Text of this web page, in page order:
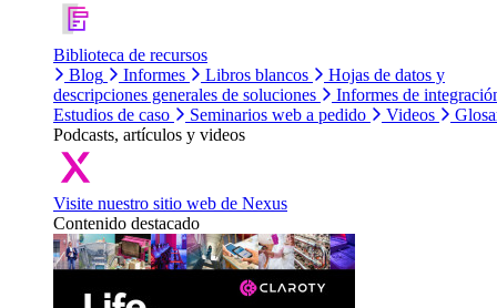
Biblioteca de recursos
Blog
Informes Libros blancos
Hojas de datos y
descripciones generales de soluciones
Informes de
Estudios de caso
Seminarios web a pedido Videos
Podcasts, artículos y videos
Visite nuestro sitio web de Nexus
Contenido destacado